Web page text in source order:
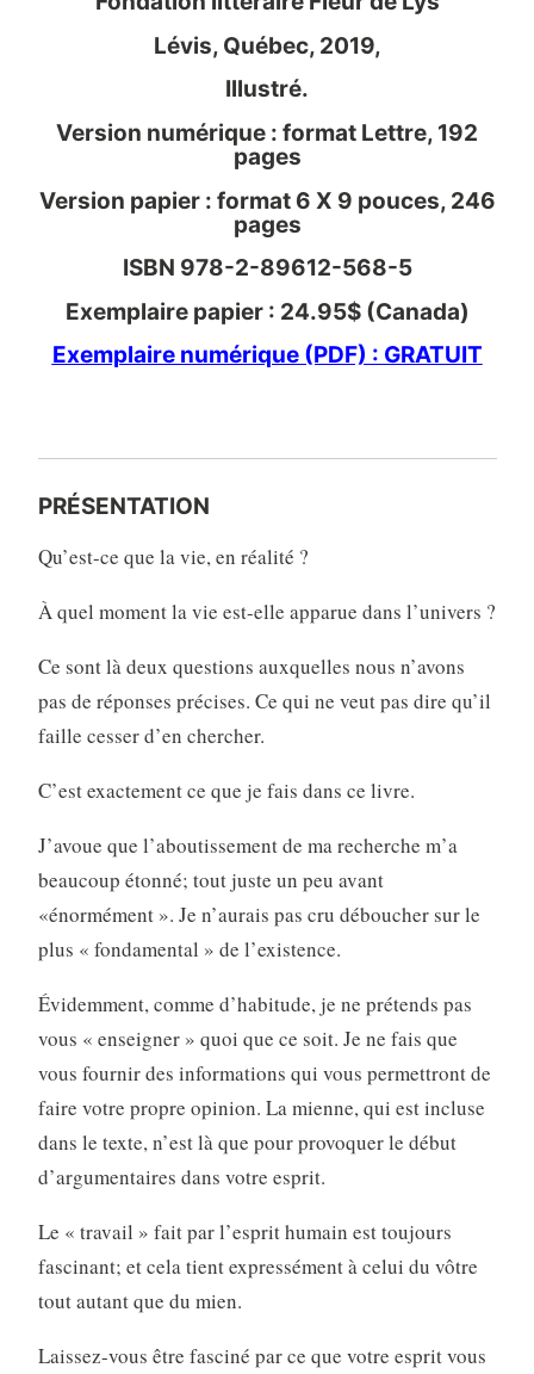
Lévis, Québec, 2019,
Illustré.
Version numérique : format Lettre, 192
pages
Version papier : format 6 X 9 pouces, 246
pages
ISBN 978-2-89612-568-5
Exemplaire papier : 24.95$ (Canada)
Exemplaire numérique (PDF) : GRATUIT
PRÉSENTATION
Qu’est-ce que la vie, en réalité ?
À quel moment la vie est-elle apparue dans l’univers ?
Ce sont là deux questions auxquelles nous n’avons
pas de réponses précises. Ce qui ne veut pas dire qu’il
faille cesser d’en chercher.
C’est exactement ce que je fais dans ce livre.
J’avoue que l’aboutissement de ma recherche m’a
beaucoup étonné; tout juste un peu avant
«énormément ». Je n’aurais pas cru déboucher sur le
plus « fondamental » de l’existence.
Évidemment, comme d’habitude, je ne prétends pas
vous « enseigner » quoi que ce soit. Je ne fais que
vous fournir des informations qui vous permettront de
faire votre propre opinion. La mienne, qui est incluse
dans le texte, n’est là que pour provoquer le début
d’argumentaires dans votre esprit.
Le « travail » fait par l’esprit humain est toujours
fascinant; et cela tient expressément à celui du vôtre
tout autant que du mien.
Laissez-vous être fasciné par ce que votre esprit vous